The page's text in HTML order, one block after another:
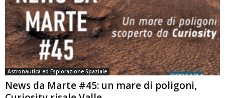
Astronautica ed Esplorazione Spaziale
News da Marte #45: un mare di poligoni,